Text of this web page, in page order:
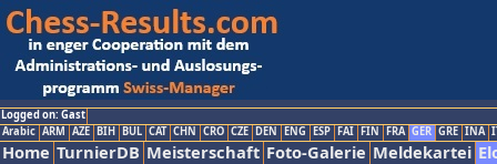
Logged on: Gast
Arabic ARM AZE BIH BUL CAT CHN CRO CZE DEN ENG ESP FAI FIN FRA GER GRE INA
Home TurnierDB Meisterschaft Foto-Galerie Meldekartei